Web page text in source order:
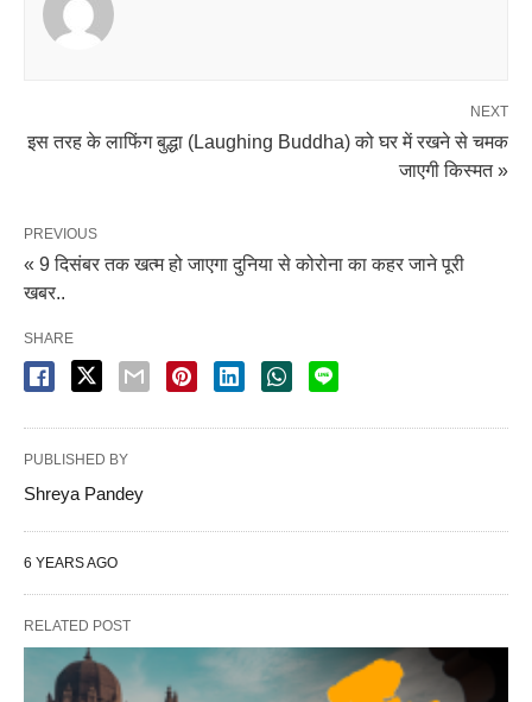
NEXT
इस तरह के लाफिंग बुद्धा (Laughing Buddha) को घर में रखने से चमक
जाएगी किस्मत »
PREVIOUS
« 9 दिसंबर तक खत्म हो जाएगा दुनिया से कोरोना का कहर जाने पूरी
खबर..
SHARE
PUBLISHED BY
Shreya Pandey
6 YEARS AGO
RELATED POST